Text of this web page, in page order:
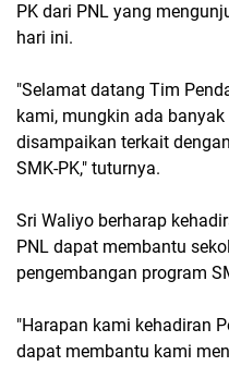
PK dari PNL yang
hari ini.
"Selamat datang Tim
kami, mungkin ada
disampaikan terkait
SMK-PK," tuturnya.
Sri Waliyo berharap
PNL dapat membantu
pengembangan program
"Harapan kami kehadiran
dapat membantu kami